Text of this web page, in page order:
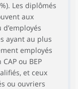
Les diplômés
aux
ayant au plus
employés
ou BEP
et ceux
ou ouvriers